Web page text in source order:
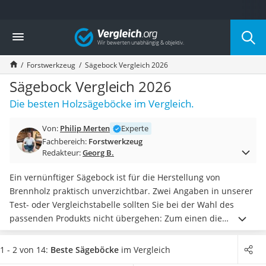
Die beliebtesten Vergleiche nach Kategorie
Baumarkt
Tresor feuerfest
Makita-Akku-Rasenmäher
Kappsäge
Smartes Türschloss
Akku-Rasentrimmer
Split-Klimaanlage 2 Innengeräte
Pelletofen
Tiefbrunnenpumpe
Fliesenschneider
Hochdruckreiniger
Doppelschleifer
Überwachungskamera
Benzinrasenmäher mit Elektrostart
Vergleich
Forstwerkzeug Sägebock Vergleich 2026
Sägebock Vergleich 2026
Die besten Holzsägeböcke im Vergleich.
Von: Philip Merten
Experte
Fachbereich: Forstwerkzeug
Redakteur:Georg B.
Ein vernünftiger Sägebock ist für die Herstellung von
Brennholz praktisch unverzichtbar. Zwei Angaben in unserer
Test- oder Vergleichstabelle sollten Sie bei der Wahl des
passenden Produkts nicht übergehen: Zum einen die
maximale Tragkraft, denn bei manchen Böcken ist schon
unter 100 Kilogramm Schluss. Und auch ein geringfügig
1 - 2 von 14: Beste Sägeböcke im Vergleich